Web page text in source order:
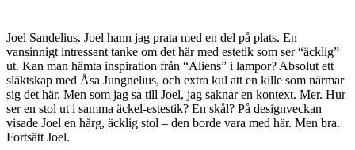
Joel Sandelius. Joel hann jag prata med en del på plats. En
vansinnigt intressant tanke om det här med estetik som ser “äcklig”
ut. Kan man hämta inspiration från “Aliens” i lampor? Absolut ett
släktskap med Åsa Jungnelius, och extra kul att en kille som närmar
sig det här. Men som jag sa till Joel, jag saknar en kontext. Mer. Hur
ser en stol ut i samma äckel-estestik? En skål? På designveckan
visade Joel en hårg, äcklig stol – den borde vara med här. Men bra.
Fortsätt Joel.